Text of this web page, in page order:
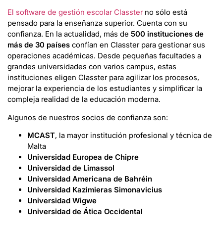
El software de gestión escolar Classterno sólo está
pensado para la enseñanza superior. Cuenta con su
confianza. En la actualidad, más de 500 instituciones de
más de 30 países confían en Classter para gestionar sus
operaciones académicas. Desde pequeñas facultades a
grandes universidades con varios campus, estas
instituciones eligen Classter para agilizar los procesos,
mejorar la experiencia de los estudiantes y simplificar la
compleja realidad de la educación moderna.
Algunos de nuestros socios de confianza son:
MCAST, la mayor institución profesional y técnica de
Malta
Universidad Europea de Chipre
Universidad de Limassol
Universidad Americana de Bahréin
Universidad Kazimieras Simonavicius
Universidad Wigwe
Universidad de Ática Occidental